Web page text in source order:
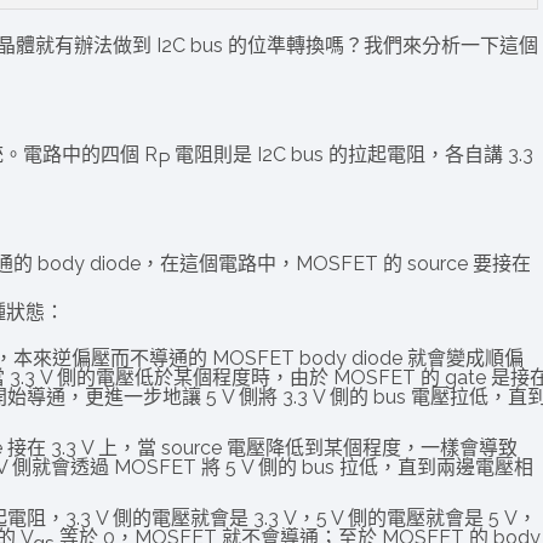
就有辦法做到 I2C bus 的位準轉換嗎？我們來分析一下這個
電路中的四個 RP 電阻則是 I2C bus 的拉起電阻，各自講 3.3
的 body diode，在這個電路中，MOSFET 的 source 要接在
態：
本來逆偏壓而不導通的 MOSFET body diode 就會變成順偏
V 側的電壓低於某個程度時，由於 MOSFET 的 gate 是接
導通，更進一步地讓 5 V 側將 3.3 V 側的 bus 電壓拉低，直
在 3.3 V 上，當 source 電壓降低到某個程度，一樣會導致
側就會透過 MOSFET 將 5 V 側的 bus 拉低，直到兩邊電壓相
阻，3.3 V 側的電壓就會是 3.3 V，5 V 側的電壓就會是 5 V，
V
等於 0，MOSFET 就不會導通；至於 MOSFET 的 body